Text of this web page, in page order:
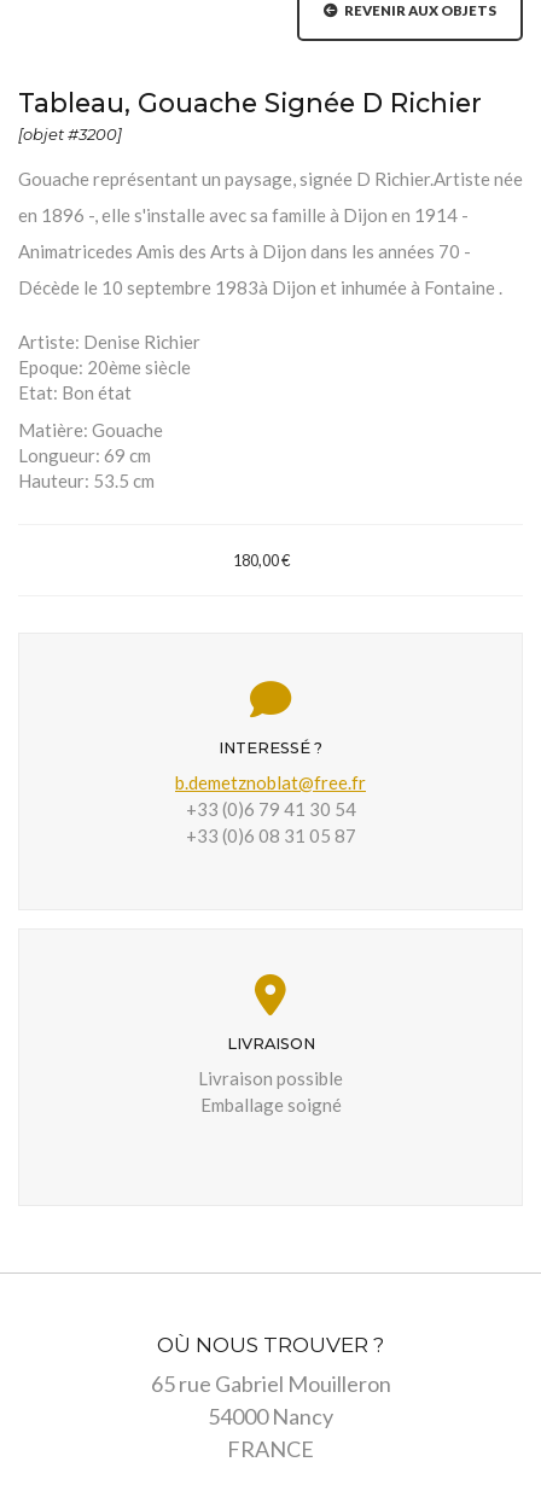
REVENIR AUX OBJETS
Tableau, Gouache Signée D Richier
[objet #3200]
Gouache représentant un paysage, signée D Richier.Artiste née
en 1896 -, elle s'installe avec sa famille à Dijon en 1914 -
Animatricedes Amis des Arts à Dijon dans les années 70 -
Décède le 10 septembre 1983à Dijon et inhumée à Fontaine .
Artiste: Denise Richier
Epoque: 20ème siècle
Etat: Bon état
Matière: Gouache
Longueur: 69 cm
Hauteur: 53.5 cm
180,00 €
INTERESSÉ ?
b.demetznoblat@free.fr
+33 (0)6 79 41 30 54
+33 (0)6 08 31 05 87
LIVRAISON
Livraison possible
Emballage soigné
OÙ NOUS TROUVER ?
65 rue Gabriel Mouilleron
54000 Nancy
FRANCE